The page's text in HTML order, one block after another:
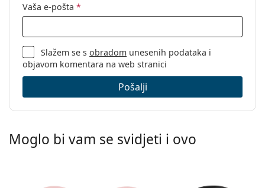
Vaša e-pošta *
Slažem se sobradom unesenih podataka i
objavom komentara na web stranici
Pošalji
Moglo bi vam se svidjeti i ovo